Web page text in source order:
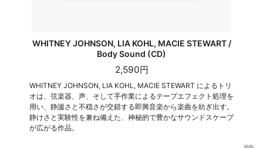
WHITNEY JOHNSON, LIA KOHL, MACIE STEWART /
Body Sound (CD)
2,590円
WHITNEY JOHNSON, LIA KOHL, MACIE STEWART によるトリ
オは、弦楽器、声、そして手作業によるテープエフェクト処理を
用い、静謐さと不穏さが交錯する即興音楽から楽曲を紡ぎ出す。
静けさと実験性を兼ね備えた、神秘的で豊かなサウンドスケープ
が広がる作品。